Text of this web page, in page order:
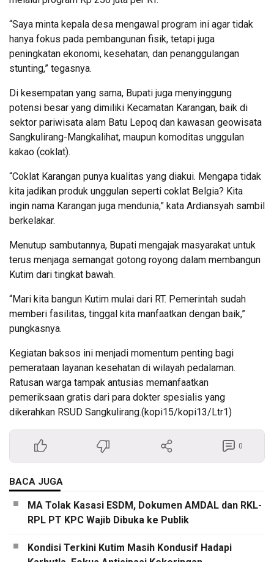
“Saya minta kepala desa mengawal program ini agar tidak
hanya fokus pada pembangunan fisik, tetapi juga
peningkatan ekonomi, kesehatan, dan penanggulangan
stunting,” tegasnya.
Di kesempatan yang sama, Bupati juga menyinggung
potensi besar yang dimiliki Kecamatan Karangan, baik di
sektor pariwisata alam Batu Lepoq dan kawasan geowisata
Sangkulirang-Mangkalihat, maupun komoditas unggulan
kakao (coklat).
“Coklat Karangan punya kualitas yang diakui. Mengapa tidak
kita jadikan produk unggulan seperti coklat Belgia? Kita
ingin nama Karangan juga mendunia,” kata Ardiansyah sambil
berkelakar.
Menutup sambutannya, Bupati mengajak masyarakat untuk
terus menjaga semangat gotong royong dalam membangun
Kutim dari tingkat bawah.
“Mari kita bangun Kutim mulai dari RT. Pemerintah sudah
memberi fasilitas, tinggal kita manfaatkan dengan baik,”
pungkasnya.
Kegiatan baksos ini menjadi momentum penting bagi
pemerataan layanan kesehatan di wilayah pedalaman.
Ratusan warga tampak antusias memanfaatkan
pemeriksaan gratis dari para dokter spesialis yang
dikerahkan RSUD Sangkulirang.(kopi15/kopi13/Ltr1)
0
BACA JUGA
MA Tolak Kasasi ESDM, Dokumen AMDAL dan RKL-
RPL PT KPC Wajib Dibuka ke Publik
Kondisi Terkini Kutim Masih Kondusif Hadapi